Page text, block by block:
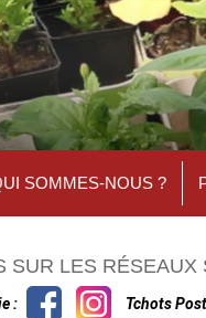
SOMMES-NOUS ?
SUR LES RÉSEAUX
: Tchots